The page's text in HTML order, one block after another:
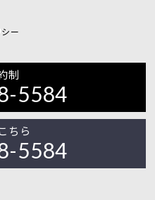
ー
制
5584
ちら
5584